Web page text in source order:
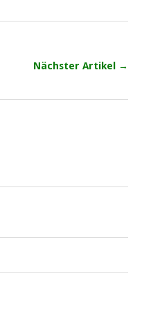
Nächster Artikel →